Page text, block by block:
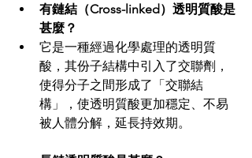
有鏈結（Cross-linked）透明質酸是
甚麼？
它是一種經過化學處理的透明質
酸，其份子結構中引入了交聯劑，
使得分子之間形成了「交聯結
構」，使透明質酸更加穩定、不易
被人體分解，延長持效期。